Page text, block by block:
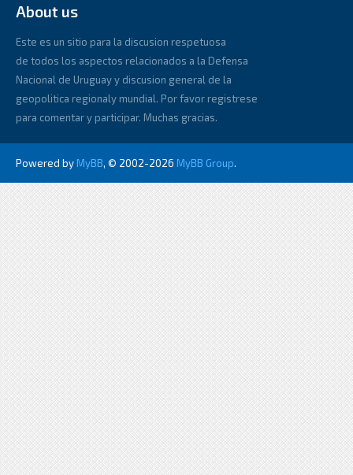
About us
Este es un sitio para la discusion respetuosa
de todos los aspectos relacionados a la Defensa
Nacional de Uruguay y discusion general de la
geopolitica regionaly mundial. Por favor registrese
para comentar y participar. Muchas gracias.
Powered by MyBB, © 2002-2026 MyBB Group.